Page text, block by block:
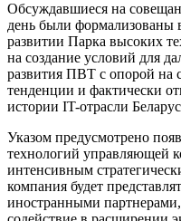
Обсуждавшиеся на
день были формализованы
развитии Парка высоких
на создание условий для
развития ПВТ с опорой на
тенденции и фактически
истории IT-отрасли
Указом предусмотрено
технологий управляющей
интенсивным
компания будет
иностранными партнерами,